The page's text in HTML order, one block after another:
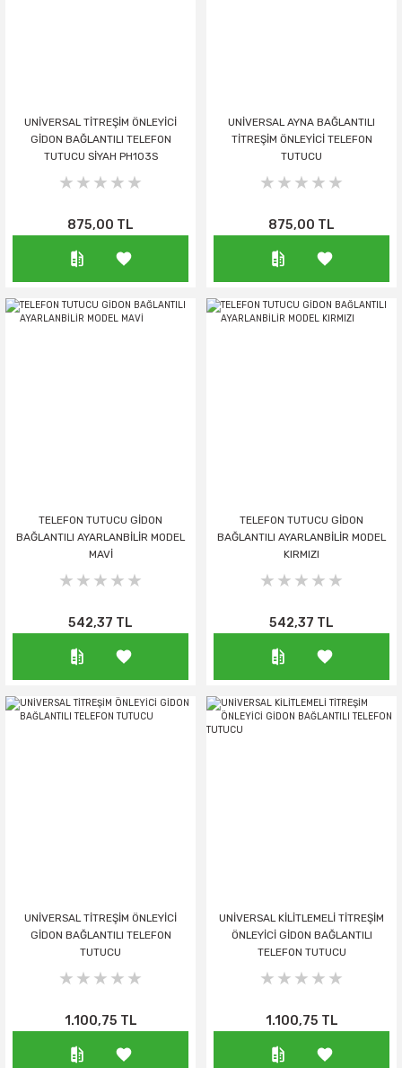
UNİVERSAL TİTREŞİM ÖNLEYİCİ
GİDON BAĞLANTILI TELEFON
TUTUCU SİYAH PH103S
875,00 TL
UNİVERSAL AYNA BAĞLANTILI
TİTREŞİM ÖNLEYİCİ TELEFON
TUTUCU
875,00 TL
TELEFON TUTUCU GİDON
BAĞLANTILI AYARLANBİLİR MODEL
MAVİ
542,37 TL
TELEFON TUTUCU GİDON
BAĞLANTILI AYARLANBİLİR MODEL
KIRMIZI
542,37 TL
UNİVERSAL TİTREŞİM ÖNLEYİCİ
GİDON BAĞLANTILI TELEFON
TUTUCU
1.100,75 TL
UNİVERSAL KİLİTLEMELİ TİTREŞİM
ÖNLEYİCİ GİDON BAĞLANTILI
TELEFON TUTUCU
1.100,75 TL